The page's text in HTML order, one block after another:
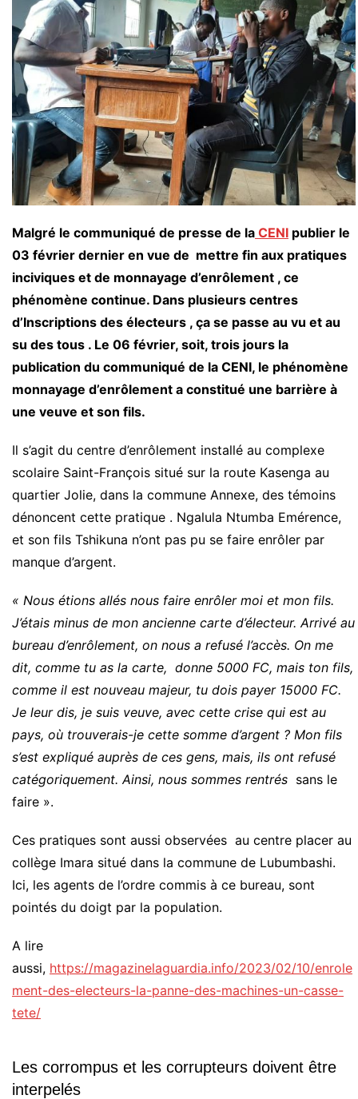
Malgré le communiqué de presse de la CENI publier le
03 février dernier en vue de mettre fin aux pratiques
inciviques et de monnayage d’enrôlement , ce
phénomène continue. Dans plusieurs centres
d’Inscriptions des électeurs , ça se passe au vu et au
su des tous . Le 06 février, soit, trois jours la
publication du communiqué de la CENI, le phénomène
monnayage d’enrôlement a constitué une barrière à
une veuve et son fils.
Il s’agit du centre d’enrôlement installé au complexe
scolaire Saint-François situé sur la route Kasenga au
quartier Jolie, dans la commune Annexe, des témoins
dénoncent cette pratique . Ngalula Ntumba Emérence,
et son fils Tshikuna n’ont pas pu se faire enrôler par
manque d’argent.
« Nous étions allés nous faire enrôler moi et mon fils.
J’étais minus de mon ancienne carte d’électeur. Arrivé au
bureau d’enrôlement, on nous a refusé l’accès. On me
dit, comme tu as la carte, donne 5000 FC, mais ton fils,
comme il est nouveau majeur, tu dois payer 15000 FC.
Je leur dis, je suis veuve, avec cette crise qui est au
pays, où trouverais-je cette somme d’argent ? Mon fils
s’est expliqué auprès de ces gens, mais, ils ont refusé
catégoriquement. Ainsi, nous sommes rentrés sans le
faire ».
Ces pratiques sont aussi observées au centre placer au
collège Imara situé dans la commune de Lubumbashi.
Ici, les agents de l’ordre commis à ce bureau, sont
pointés du doigt par la population.
A lire
aussi, https://magazinelaguardia.info/2023/02/10/enrole
ment-des-electeurs-la-panne-des-machines-un-casse-
tete/
Les corrompus et les corrupteurs doivent être
interpelés